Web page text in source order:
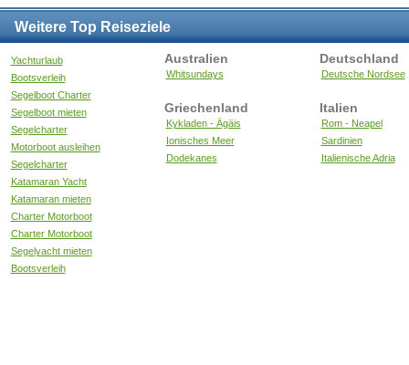
Weitere Top Reiseziele
Yachturlaub
Bootsverleih
Segelboot Charter
Segelboot mieten
Segelcharter
Motorboot ausleihen
Segelcharter
Katamaran Yacht
Katamaran mieten
Charter Motorboot
Charter Motorboot
Segelyacht mieten
Bootsverleih
Australien
Whitsundays
Deutschland
Deutsche Nordsee
Griechenland
Kykladen - Ägäis
Ionisches Meer
Dodekanes
Italien
Rom - Neapel
Sardinien
Italienische Adria